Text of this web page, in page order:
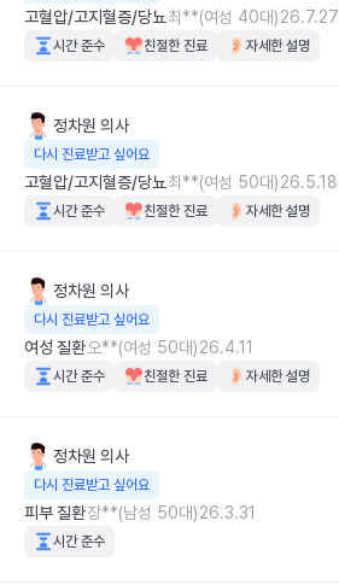
고혈압/고지혈증/당뇨최**(여성 40대)26.7.27
시간 준수 친절한 진료 자세한 설명
정차원 의사
다시 진료받고 싶어요
고혈압/고지혈증/당뇨최**(여성 50대)26.5.18
시간 준수 친절한 진료 자세한 설명
정차원 의사
다시 진료받고 싶어요
여성 질환오**(여성 50대)26.4.11
시간 준수 친절한 진료 자세한 설명
정차원 의사
다시 진료받고 싶어요
피부 질환장**(남성 50대)26.3.31
시간 준수